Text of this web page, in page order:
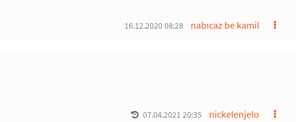
nabıcaz be kamil
16.12.2020 08:28
nickelenjelo
07.04.2021 20:35